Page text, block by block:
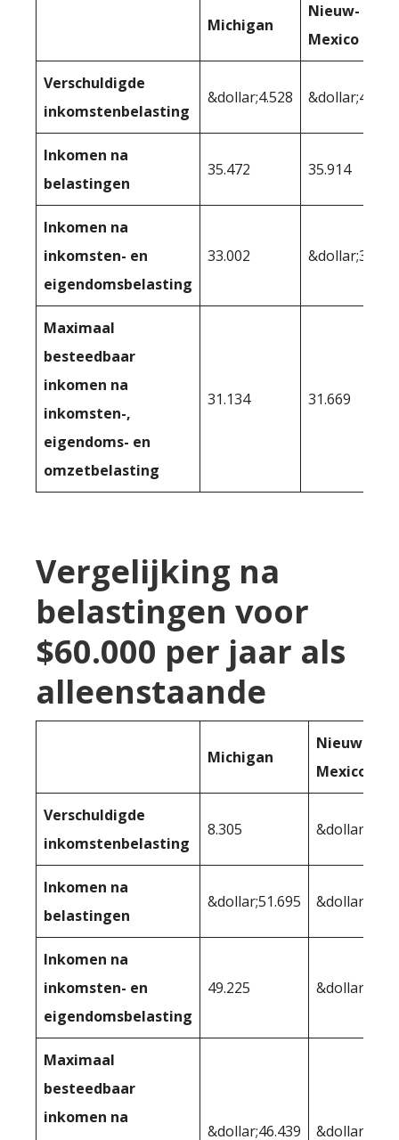
Michigan
Nieuw-
Mexico
Verschuldigde
inkomstenbelasting
&dollar;4.528 &dollar;4.086
Inkomen na
belastingen
35.472 35.914
Inkomen na
inkomsten- en
eigendomsbelasting
33.002
Maximaal
besteedbaar
inkomen na
inkomsten-,
eigendoms- en
omzetbelasting
31.134 31.669
Vergelijking na
belastingen voor
$60.000 per jaar als
alleenstaande
Michigan
Nieuw-
Mexico
Verschuldigde
inkomstenbelasting
8.305
Inkomen na
belastingen
&dollar;51.695
Inkomen na
inkomsten- en
eigendomsbelasting
49.225
Maximaal
besteedbaar
inkomen na
&dollar;46.439